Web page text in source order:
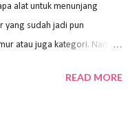
alat untuk menunjang
yang sudah jadi pun
atau juga kategori. Namun,
dan bahan sangat
READ MORE